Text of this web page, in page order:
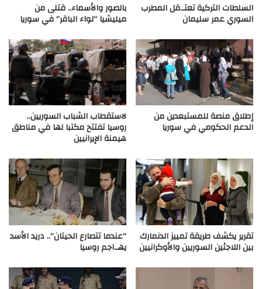
السلطات التركية تعتـ.قل المطرب
السوري عمر سليمان
بالصور والأسماء.. قتلى من
ميليشيا “لواء الباقر” في سوريا
إطلاق منصة للمستبعدين من
الدعم الحكومي في سوريا
لاستقطاب الشباب السوريين..
روسيا تفتتح مكتبا لها في مناطق
هيمنة الإيرانيين
تقرير يكشف طريقة تمييز الدنمارك
بين اللاجئين السوريين والأوكرانيين
“عندما تتصارع الحيتان”.. دريد الأسد
يهـ.اجم روسيا